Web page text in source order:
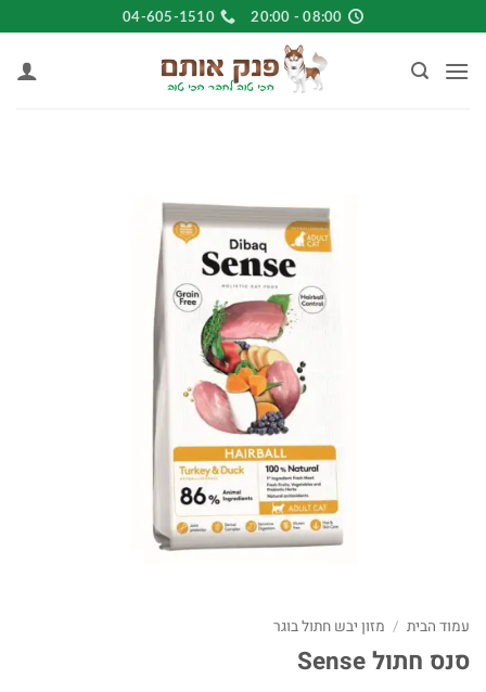
to
content
08:00 - 20:00
04-605-1510
עמוד הבית / מזון יבש חתול בוגר
סנס חתול Sense